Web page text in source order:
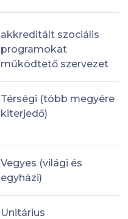
akkreditált szociális
programokat
működtető szervezet
Térségi (több megyére
kiterjedő)
Vegyes (világi és
egyházi)
Unitárius